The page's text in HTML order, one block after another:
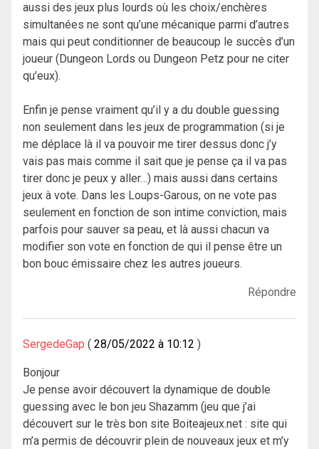
aussi des jeux plus lourds où les choix/enchères
simultanées ne sont qu’une mécanique parmi d’autres
mais qui peut conditionner de beaucoup le succès d’un
joueur (Dungeon Lords ou Dungeon Petz pour ne citer
qu’eux).
Enfin je pense vraiment qu’il y a du double guessing
non seulement dans les jeux de programmation (si je
me déplace là il va pouvoir me tirer dessus donc j’y
vais pas mais comme il sait que je pense ça il va pas
tirer donc je peux y aller…) mais aussi dans certains
jeux à vote. Dans les Loups-Garous, on ne vote pas
seulement en fonction de son intime conviction, mais
parfois pour sauver sa peau, et là aussi chacun va
modifier son vote en fonction de qui il pense être un
bon bouc émissaire chez les autres joueurs.
Répondre
SergedeGap 28/05/2022 à 10:12
Bonjour
Je pense avoir découvert la dynamique de double
guessing avec le bon jeu Shazamm (jeu que j’ai
découvert sur le très bon site Boiteajeux.net : site qui
m’a permis de découvrir plein de nouveaux jeux et m’y